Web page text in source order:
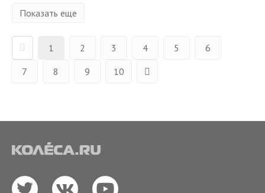
Показать еще
1 2 3 4 5
6
7
8 9 10